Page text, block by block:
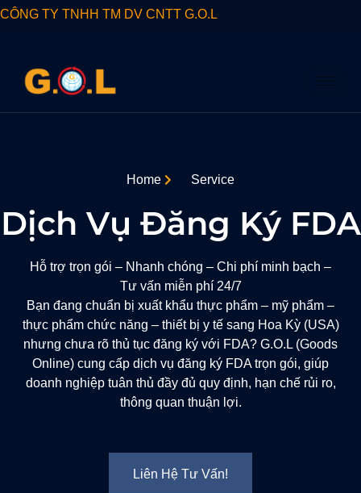
CÔNG TY TNHH TM DV CNTT G.O.L
Home Service
Dịch Vụ Đăng Ký FDA
Hỗ trợ trọn gói – Nhanh chóng – Chi phí minh bạch –
Tư vấn miễn phí 24/7
Bạn đang chuẩn bị xuất khẩu thực phẩm – mỹ phẩm –
thực phẩm chức năng – thiết bị y tếsang Hoa Kỳ (USA)
nhưng chưa rõ thủ tục đăng ký với FDA? G.O.L (Goods
Online) cung cấp dịch vụ đăng ký FDA trọn gói, giúp
doanh nghiệp tuân thủ đầy đủ quy định, hạn chế rủi ro,
thông quan thuận lợi.
Liên Hệ Tư Vấn!